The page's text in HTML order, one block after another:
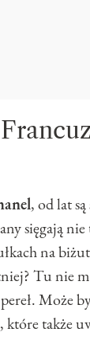
, od lat
sięgają
na
Tu nie
Może
które także